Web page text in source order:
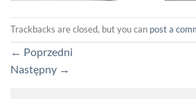
Trackbacks are closed, but you can post a
← Poprzedni
Następny →